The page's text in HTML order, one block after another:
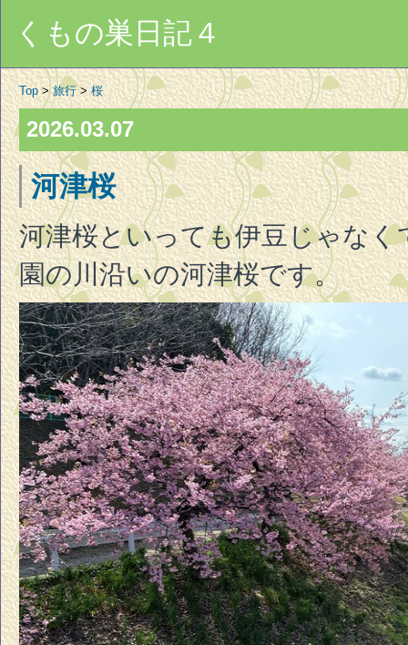
くもの巣日記４
Top>旅行>桜
2026.03.07
河津桜
河津桜といっても伊豆じゃなく
園の川沿いの河津桜です。